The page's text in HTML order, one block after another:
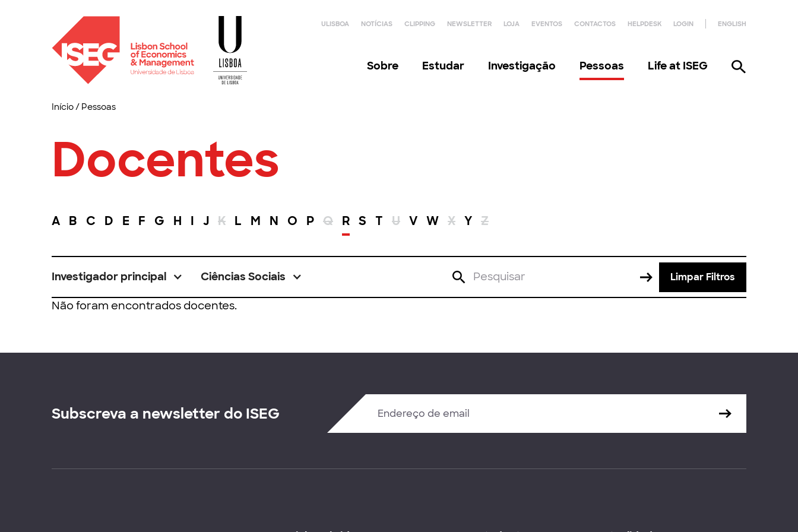
ULISBOA NOTÍCIAS CLIPPING NEWSLETTER LOJA EVENTOS CONTACTOS HELPDESK LOGIN ENGLISH
Sobre Estudar Investigação Pessoas Life at ISEG
Início/ Pessoas
Docentes
A B C D E F G H I J K L M N O P Q R S T U V W X Y Z
Investigador principal Ciências Sociais Limpar Filtros
Não foram encontrados docentes.
Subscreva a newsletter do ISEG